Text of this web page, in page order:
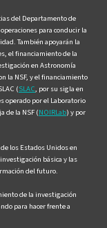
del Departamento de
para conducir la
También apoyarán la
el financiamiento de la
en Astronomía
la NSF, y el financiamiento
(SLAC, por su sigla en
operado por el Laboratorio
de la NSF (NOIRLab) y por
los Estados Unidos en
básica y las
del futuro.
de la investigación
para hacer frente a